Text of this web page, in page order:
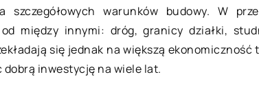
warunków budowy. W
między innymi: dróg, granicy działki,
się jednak na większą ekonomiczność
inwestycję na wiele lat.
grudnia 2018
i w jaki sposób może ściągnąć